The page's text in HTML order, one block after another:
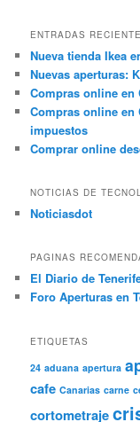
ENTRADAS
Nueva tienda Ikea
Nuevas aperturas:
Compras online en
Compras online en
impuestos
Comprar online
NOTICIAS DE
Noticiasdot
PAGINAS
El Diario de
Foro Aperturas en
ETIQUETAS
24 aduana apertura
cafe Canarias carne
cortometraje